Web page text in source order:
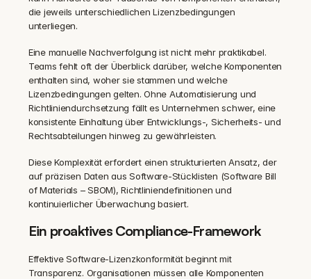
die jeweils unterschiedlichen Lizenzbedingungen
unterliegen.
Eine manuelle Nachverfolgung ist nicht mehr praktikabel.
Teams fehlt oft der Überblick darüber, welche Komponenten
enthalten sind, woher sie stammen und welche
Lizenzbedingungen gelten. Ohne Automatisierung und
Richtliniendurchsetzung fällt es Unternehmen schwer, eine
konsistente Einhaltung über Entwicklungs-, Sicherheits- und
Rechtsabteilungen hinweg zu gewährleisten.
Diese Komplexität erfordert einen strukturierten Ansatz, der
auf präzisen Daten aus Software-Stücklisten (Software Bill
of Materials – SBOM), Richtliniendefinitionen und
kontinuierlicher Überwachung basiert.
Ein proaktives Compliance-Framework
Effektive Software-Lizenzkonformität beginnt mit
Transparenz. Organisationen müssen alle Komponenten